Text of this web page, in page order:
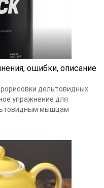
ошибки, описание
дельтовидных
упражнение для
мышцам